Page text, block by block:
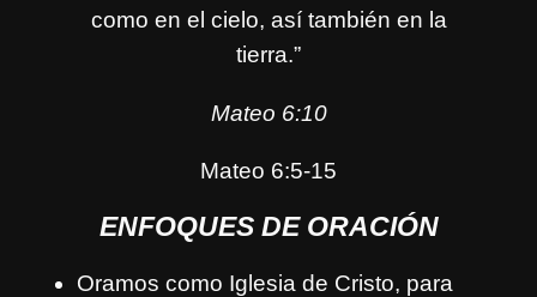
como en el cielo, así también en la
tierra.”
Mateo 6:10
Mateo 6:5-15
ENFOQUES DE ORACIÓN
Oramos como Iglesia de Cristo, para